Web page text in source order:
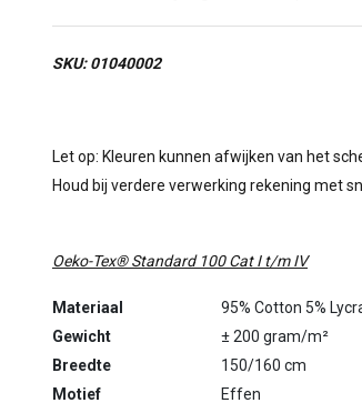
SKU: 01040002
Let op: Kleuren kunnen afwijken van het
Houd bij verdere verwerking rekening met
Oeko-Tex® Standard 100 Cat I t/m IV
Materiaal
95% Cotton 5%
Gewicht
± 200 gram/m²
Breedte
150/160 cm
Motief
Effen